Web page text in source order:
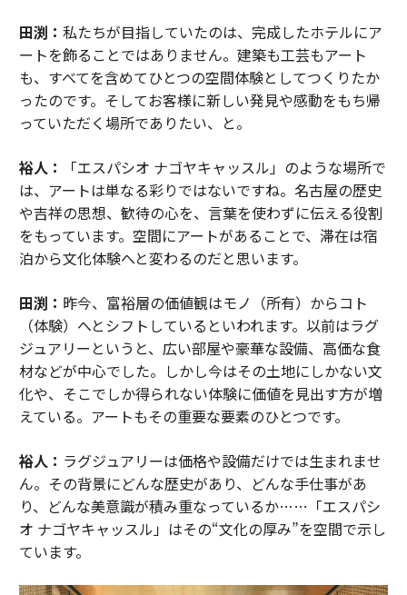
田渕： 私たちが目指していたのは、完成したホテルにア
ートを飾ることではありません。建築も工芸もアート
も、すべてを含めてひとつの空間体験としてつくりたか
ったのです。そしてお客様に新しい発見や感動をもち帰
っていただく場所でありたい、と。
裕人：
「エスパシオ ナゴヤキャッスル」のような場所で
は、アートは単なる彩りではないですね。名古屋の歴史
や吉祥の思想、歓待の心を、言葉を使わずに伝える役割
をもっています。空間にアートがあることで、滞在は宿
泊から文化体験へと変わるのだと思います。
田渕： 昨今、富裕層の価値観はモノ（所有）からコト
（体験）へとシフトしているといわれます。以前はラグ
ジュアリーというと、広い部屋や豪華な設備、高価な食
材などが中心でした。しかし今はその土地にしかない文
化や、そこでしか得られない体験に価値を見出す方が増
えている。アートもその重要な要素のひとつです。
裕人： ラグジュアリーは価格や設備だけでは生まれませ
ん。その背景にどんな歴史があり、どんな手仕事があ
り、どんな美意識が積み重なっているか……「エスパシ
オ ナゴヤキャッスル」はその“文化の厚み”を空間で示し
ています。